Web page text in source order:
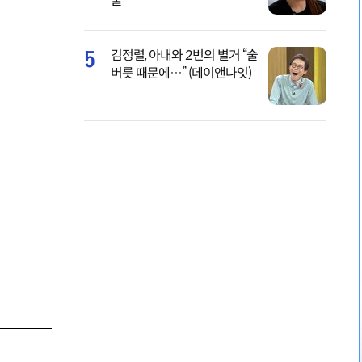
5
김정렬, 아내와 2번의 별거 “술
버릇 때문에…” (데이앤나잇)